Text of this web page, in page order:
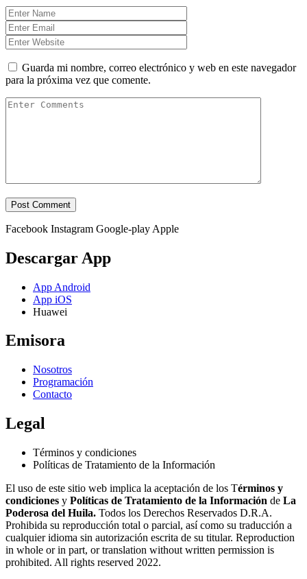
Guarda mi nombre, correo electrónico y web en este navegador
para la próxima vez que comente.
Facebook Instagram Google-play Apple
Descargar App
App Android
App iOS
Huawei
Emisora
Nosotros
Programación
Contacto
Legal
Términos y condiciones
Políticas de Tratamiento de la Información
El uso de este sitio web implica la aceptación de los Términos y
condiciones y Políticas de Tratamiento de la Información de La
Poderosa del Huila. Todos los Derechos Reservados D.R.A.
Prohibida su reproducción total o parcial, así como su traducción a
cualquier idioma sin autorización escrita de su titular. Reproduction
in whole or in part, or translation without written permission is
prohibited. All rights reserved 2022.